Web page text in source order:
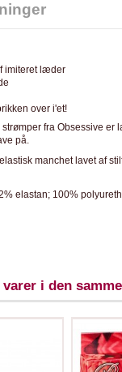
imiteret læder
over i'et!
fra Obsessive er
på.
manchet lavet af
elastan; 100%
varer i den